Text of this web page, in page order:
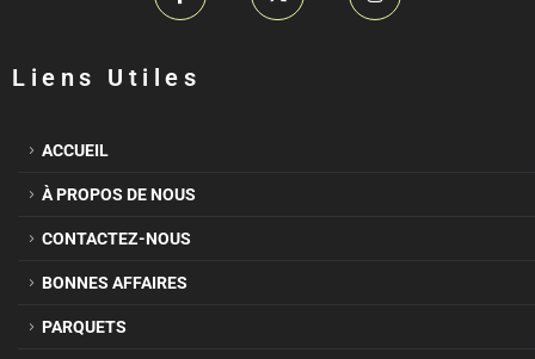
Liens Utiles
ACCUEIL
À PROPOS DE NOUS
CONTACTEZ-NOUS
BONNES AFFAIRES
PARQUETS